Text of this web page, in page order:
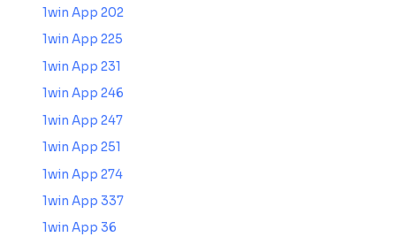
1win App 202
1win App 225
1win App 231
1win App 246
1win App 247
1win App 251
1win App 274
1win App 337
1win App 36